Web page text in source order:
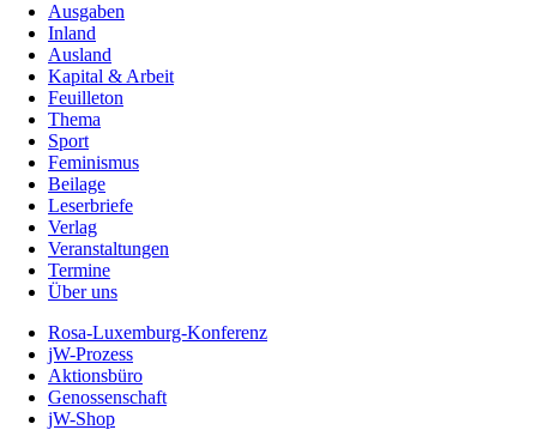
Ausgaben
Inland
Ausland
Kapital & Arbeit
Feuilleton
Thema
Sport
Feminismus
Beilage
Leserbriefe
Verlag
Veranstaltungen
Termine
Über uns
Rosa-Luxemburg-Konferenz
jW-Prozess
Aktionsbüro
Genossenschaft
jW-Shop